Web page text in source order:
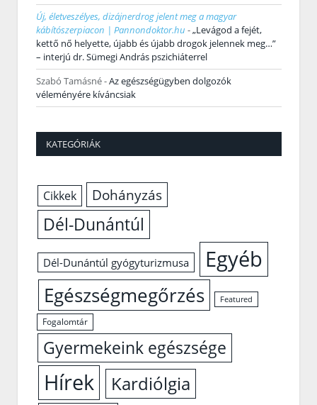
Új, életveszélyes, dizájnerdrog jelent meg a magyar
kábítószerpiacon | Pannondoktor.hu -„Levágod a fejét,
kettő nő helyette, újabb és újabb drogok jelennek meg…”
– interjú dr. Sümegi András pszichiáterrel
Szabó Tamásné-Az egészségügyben dolgozók
véleményére kíváncsiak
KATEGÓRIÁK
Cikkek Dohányzás
Dél-Dunántúl
Dél-Dunántúl gyógyturizmusa Egyéb
Egészségmegőrzés Featured
Fogalomtár
Gyermekeink egészsége
Hírek Kardiólgia